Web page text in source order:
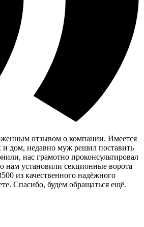
отзывом о компании. Имеется
и дом, недавно муж решил поставить
нас грамотно проконсультировал
нам установили секционные ворота
из качественного надёжного
Спасибо, будем обращаться ещё.